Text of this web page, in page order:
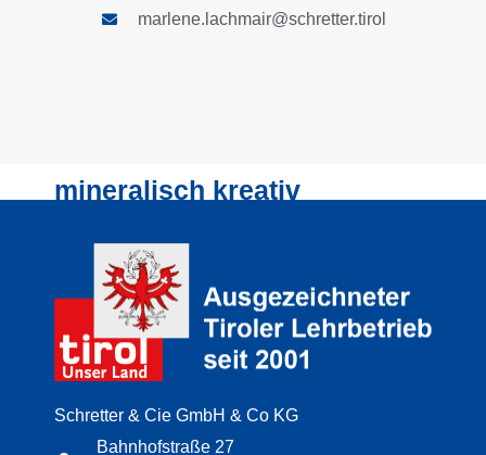
marlene.lachmair@schretter.tirol
mineralisch kreativ
Schretter & Cie GmbH & Co KG
Bahnhofstraße 27